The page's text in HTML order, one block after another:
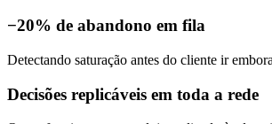
−20% de abandono em fila
Detectando saturação antes do cliente ir
Decisões replicáveis em toda a rede